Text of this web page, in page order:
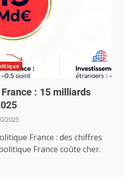
: 15 milliards
2025
France : des chiffres
France coûte cher.